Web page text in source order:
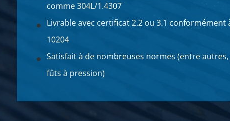
comme 304L/1.4307
Livrable avec certificat 2.2 ou 3.1 conformément
10204
Satisfait à de nombreuses normes (entre
fûts à pression)